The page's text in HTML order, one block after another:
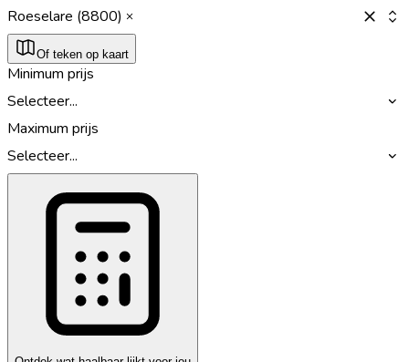
Roeselare (8800)
Of teken op kaart
Minimum prijs
Selecteer...
Maximum prijs
Selecteer...